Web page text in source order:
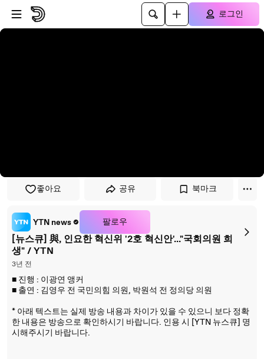
플레이어로 건너뛰기
본문으로 건너뛰기
로그인
좋아요 공유 북마크
YTN news 팔로우
[뉴스큐] 與, 인요한 혁신위 '2호 혁신안'..."국회의원 희
생" / YTN
3년 전
■ 진행 : 이광연 앵커
■ 출연 : 김영우 전 국민의힘 의원, 박원석 전 정의당 의원
* 아래 텍스트는 실제 방송 내용과 차이가 있을 수 있으니 보다 정확
한 내용은 방송으로 확인하시기 바랍니다. 인용 시 [YTN 뉴스큐] 명
시해주시기 바랍니다.